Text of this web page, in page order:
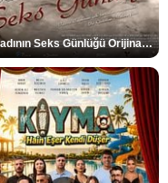
Bir Kadının Seks Günlüğü Orijinal Fragman